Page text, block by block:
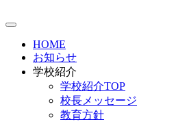
HOME
お知らせ
学校紹介
学校紹介TOP
校長メッセージ
教育方針